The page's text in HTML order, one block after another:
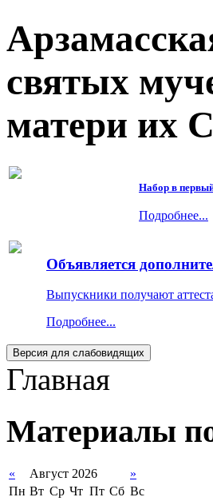
святых
матери их
Набор в
Подробнее...
Объявляется
Выпускники получают
Подробнее...
Главная
Материалы
« Август 2026
»
Пн Вт Ср Чт Пт Сб Вс